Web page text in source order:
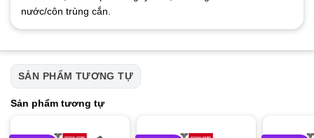
nước/côn trùng cắn.
SẢN PHẨM TƯƠNG TỰ
Sản phẩm tương tự